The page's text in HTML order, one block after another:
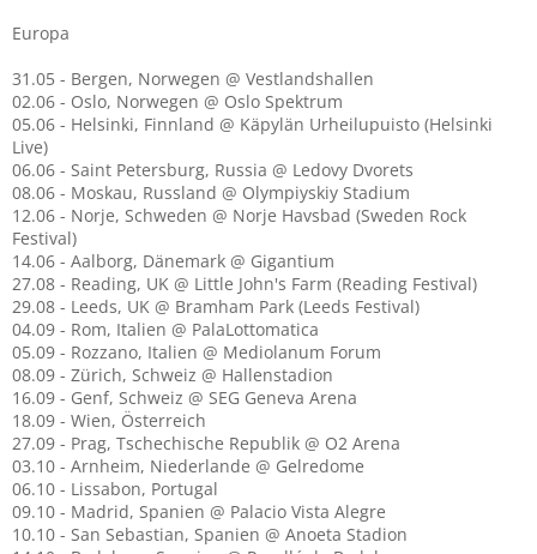
Europa
31.05 - Bergen, Norwegen @ Vestlandshallen
02.06 - Oslo, Norwegen @ Oslo Spektrum
05.06 - Helsinki, Finnland @ Käpylän Urheilupuisto (Helsinki
Live)
06.06 - Saint Petersburg, Russia @ Ledovy Dvorets
08.06 - Moskau, Russland @ Olympiyskiy Stadium
12.06 - Norje, Schweden @ Norje Havsbad (Sweden Rock
Festival)
14.06 - Aalborg, Dänemark @ Gigantium
27.08 - Reading, UK @ Little John's Farm (Reading Festival)
29.08 - Leeds, UK @ Bramham Park (Leeds Festival)
04.09 - Rom, Italien @ PalaLottomatica
05.09 - Rozzano, Italien @ Mediolanum Forum
08.09 - Zürich, Schweiz @ Hallenstadion
16.09 - Genf, Schweiz @ SEG Geneva Arena
18.09 - Wien, Österreich
27.09 - Prag, Tschechische Republik @ O2 Arena
03.10 - Arnheim, Niederlande @ Gelredome
06.10 - Lissabon, Portugal
09.10 - Madrid, Spanien @ Palacio Vista Alegre
10.10 - San Sebastian, Spanien @ Anoeta Stadion